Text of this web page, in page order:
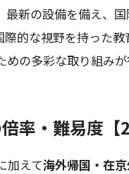
最新の設備を備え、
的な視野を持った
の多彩な取り組みが
率・難易度【
加えて海外帰国・在